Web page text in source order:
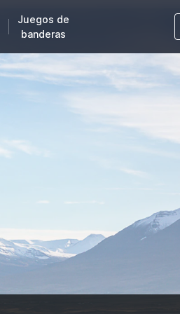
Juegos de
banderas